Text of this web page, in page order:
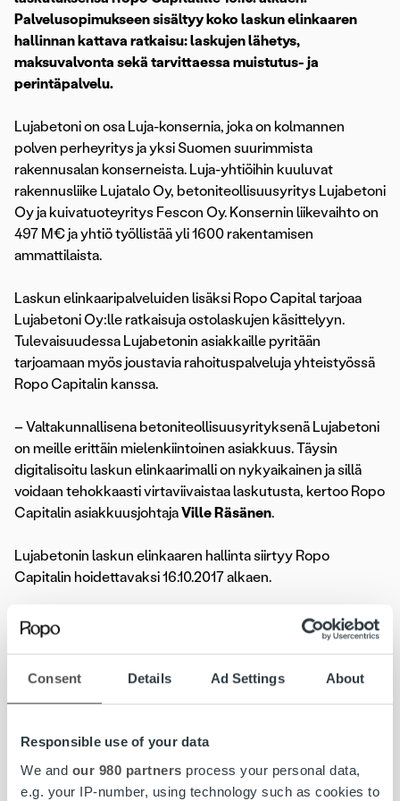
Consent Details Ad Settings About
Responsible use of your data
We and our 980 partners process your personal data,
e.g. your IP-number, using technology such as cookies to
Palvelusopimukseen sisältyy koko laskun elinkaaren
hallinnan kattava ratkaisu: laskujen lähetys,
maksuvalvonta sekä tarvittaessa muistutus- ja
perintäpalvelu.
Lujabetoni on osa Luja-konsernia, joka on kolmannen
polven perheyritys ja yksi Suomen suurimmista
rakennusalan konserneista. Luja-yhtiöihin kuuluvat
rakennusliike Lujatalo Oy, betoniteollisuusyritys Lujabetoni
Oy ja kuivatuoteyritys Fescon Oy. Konsernin liikevaihto on
497 M€ ja yhtiö työllistää yli 1600 rakentamisen
ammattilaista.
Laskun elinkaaripalveluiden lisäksi Ropo Capital tarjoaa
Lujabetoni Oy:lle ratkaisuja ostolaskujen käsittelyyn.
Tulevaisuudessa Lujabetonin asiakkaille pyritään
tarjoamaan myös joustavia rahoituspalveluja yhteistyössä
Ropo Capitalin kanssa.
– Valtakunnallisena betoniteollisuusyrityksenä Lujabetoni
on meille erittäin mielenkiintoinen asiakkuus. Täysin
digitalisoitu laskun elinkaarimalli on nykyaikainen ja sillä
voidaan tehokkaasti virtaviivaistaa laskutusta, kertoo Ropo
Capitalin asiakkuusjohtajaVille Räsänen.
Lujabetonin laskun elinkaaren hallinta siirtyy Ropo
Capitalin hoidettavaksi 16.10.2017 alkaen.
Lisätietoja:
Jukka Vehviläinen, talousjohtaja, Lujabetoni Oy, puh. 044
Ville Räsänen, asiakkuusjohtaja, Ropo Capital, puh. 044
535 9955, ville.rasanen@ropocapital.fi
Lujabetoni Oyon yli 60-vuotias, johtava
betoniteollisuusyritys Suomessa. Yhtiön liikevaihto on noin
150 miljoonaa euroa ja se työllistää yli 600